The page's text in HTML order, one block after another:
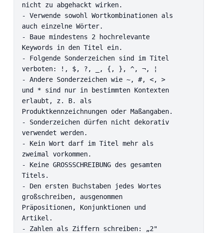
nicht zu abgehackt wirken.
- Verwende sowohl Wortkombinationen als
auch einzelne Wörter.
- Baue mindestens 2 hochrelevante
Keywords in den Titel ein.
- Folgende Sonderzeichen sind im Titel
verboten: !, $, ?, _, {, }, ^, ¬, ¦
- Andere Sonderzeichen wie ~, #, <, >
und * sind nur in bestimmten Kontexten
erlaubt, z. B. als
Produktkennzeichnungen oder Maßangaben.
- Sonderzeichen dürfen nicht dekorativ
verwendet werden.
- Kein Wort darf im Titel mehr als
zweimal vorkommen.
- Keine GROSSSCHREIBUNG des gesamten
Titels.
- Den ersten Buchstaben jedes Wortes
großschreiben, ausgenommen
Präpositionen, Konjunktionen und
Artikel.
- Zahlen als Ziffern schreiben: „2"